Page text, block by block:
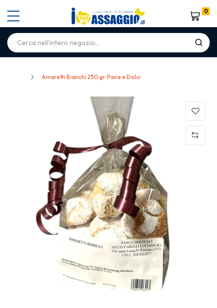
Carrello
0
Amaretti Bianchi 250 gr. Pane e Dolci